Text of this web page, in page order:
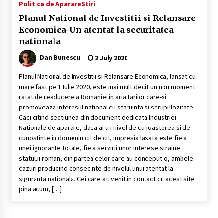
continua la MApN
17 August 2020
7 September 2020
Flota Rusa a Marii Negre-element de
descurajare sau de constringere ?
14 June 2020
Programul “Corveta Multifunctionala”-
navigind pe valuri de fake-news
25 April 2020
Politica de AparareStiri
Planul National de Investitii si Relansare
Economica-Un atentat la securitatea
nationala
Dan Bunescu 2 July 2020
Planul National de Investitii si Relansare Economica, lansat cu
mare fast pe 1 Iulie 2020, este mai mult decit un nou moment
ratat de readucere a Romaniei in aria tarilor care-si
promoveaza interesul national cu staruinta si scrupulozitate.
Caci citind sectiunea din document dedicata Industriei
Nationale de aparare, daca ai un nivel de cunoasterea si de
cunostinte in domeniu cit de cit, impresia lasata este fie a
unei ignorante totale, fie a servirii unor interese straine
statului roman, din partea celor care au conceput-o, ambele
cazuri producind consecinte de nivelul unui atentat la
siguranta nationala. Cei care ati venit in contact cu acest site
pina acum, […]